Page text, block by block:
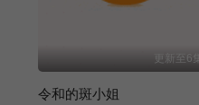
更新至6集
令和的斑小姐